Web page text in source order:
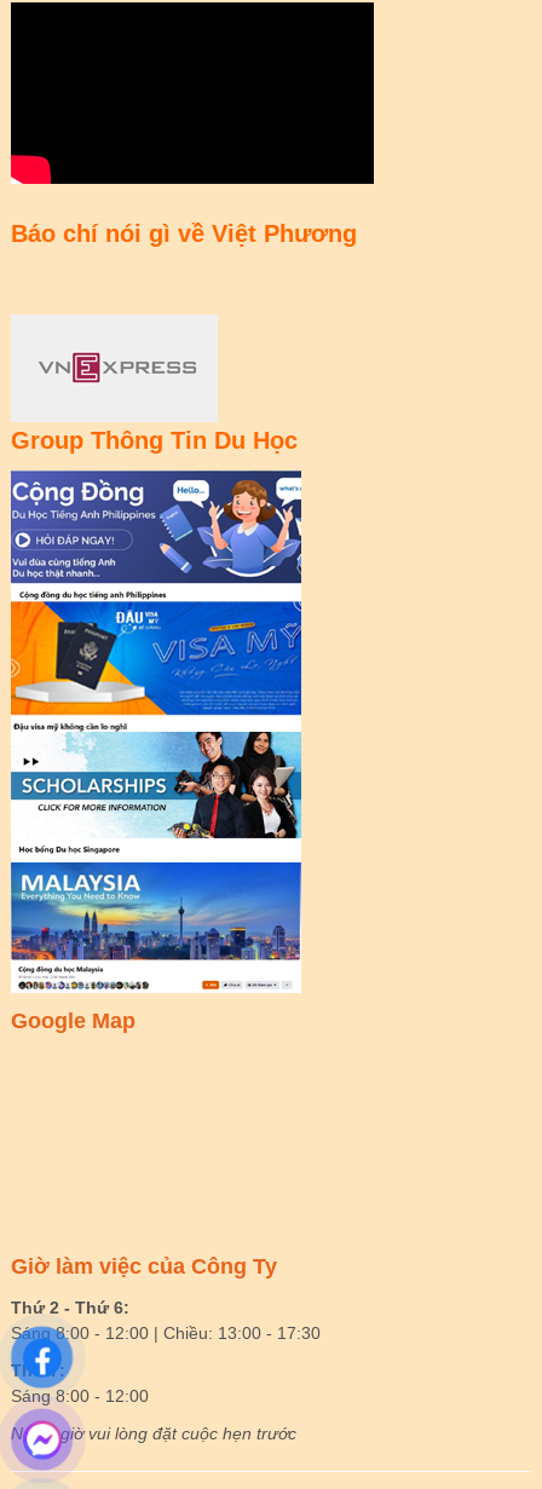
Báo chí nói gì về Việt Phương
Group Thông Tin Du Học
Google Map
Giờ làm việc của Công Ty
Thứ 2 - Thứ 6:
Sáng 8:00 - 12:00 | Chiều: 13:00 - 17:30
Thứ 7:
Sáng 8:00 - 12:00
Ngoài giờ vui lòng đặt cuộc hẹn trước